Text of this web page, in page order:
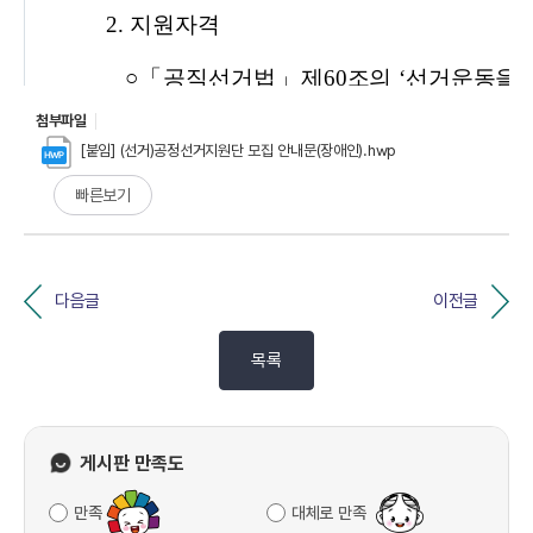
첨부파일
[붙임] (선거)공정선거지원단 모집 안내문(장애인).hwp
빠른보기
다음글 이전글
목록
게시판 만족도
만족 대체로 만족